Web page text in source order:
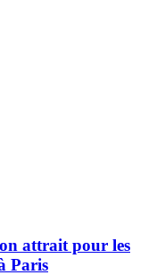
attrait pour les
Paris